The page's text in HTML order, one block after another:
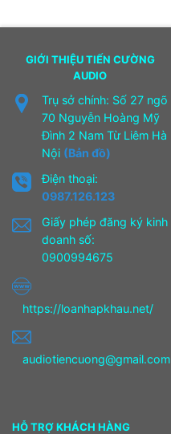
GIỚI THIỆU TIẾN CƯỜNG
AUDIO
Trụ sở chính: Số 27 ngõ
70 Nguyễn Hoàng Mỹ
Đình 2 Nam Từ Liêm Hà
Nội (Bản đồ)
Điện thoại:
0987.126.123
Giấy phép đăng ký kinh
doanh số:
0900994675
https://loanhapkhau.net/
audiotiencuong@gmail.com
HỖ TRỢ KHÁCH HÀNG